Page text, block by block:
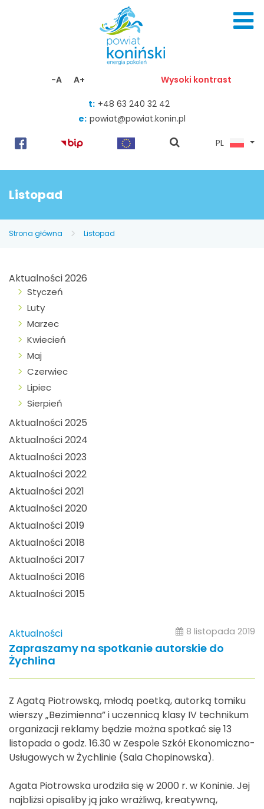
-A A+ Wysoki kontrast
t: +48 63 240 32 42
e: powiat@powiat.konin.pl
pokaż
PL
Listopad
Strona główna Listopad
Aktualności 2026
Styczeń
Luty
Marzec
Kwiecień
Maj
Czerwiec
Lipiec
Sierpień
Aktualności 2025
Aktualności 2024
Aktualności 2023
Aktualności 2022
Aktualności 2021
Aktualności 2020
Aktualności 2019
Aktualności 2018
Aktualności 2017
Aktualności 2016
Aktualności 2015
Aktualności 8 listopada 2019
Zapraszamy na spotkanie autorskie do
Żychlina
Z Agatą Piotrowską, młodą poetką, autorką tomiku
wierszy „Bezimienna” i uczennicą klasy IV technikum
organizacji reklamy będzie można spotkać się 13
listopada o godz. 16.30 w Zespole Szkół Ekonomiczno-
Usługowych w Żychlinie (Sala Chopinowska).
Agata Piotrowska urodziła się w 2000 r. w Koninie. Jej
najbliżsi opisaliby ją jako wrażliwą, kreatywną,